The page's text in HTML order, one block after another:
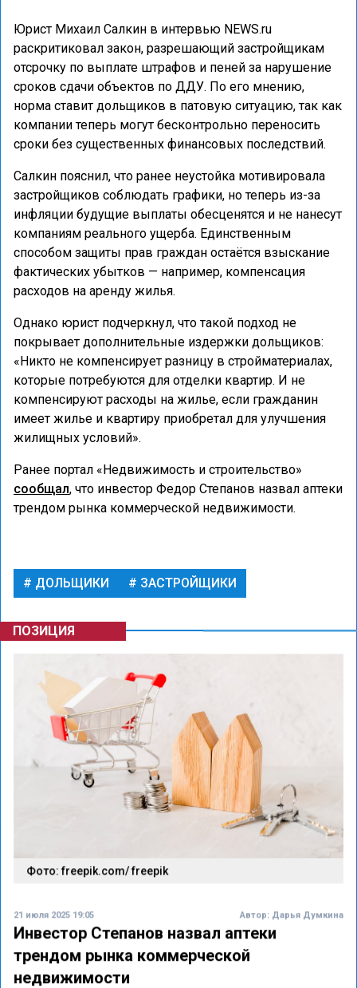
Юрист Михаил Салкин в интервью NEWS.ru
раскритиковал закон, разрешающий застройщикам
отсрочку по выплате штрафов и пеней за нарушение
сроков сдачи объектов по ДДУ. По его мнению,
норма ставит дольщиков в патовую ситуацию, так как
компании теперь могут бесконтрольно переносить
сроки без существенных финансовых последствий.
Салкин пояснил, что ранее неустойка мотивировала
застройщиков соблюдать графики, но теперь из-за
инфляции будущие выплаты обесценятся и не нанесут
компаниям реального ущерба. Единственным
способом защиты прав граждан остаётся взыскание
фактических убытков — например, компенсация
расходов на аренду жилья.
Однако юрист подчеркнул, что такой подход не
покрывает дополнительные издержки дольщиков:
«Никто не компенсирует разницу в стройматериалах,
которые потребуются для отделки квартир. И не
компенсируют расходы на жилье, если гражданин
имеет жилье и квартиру приобретал для улучшения
жилищных условий».
Ранее портал «Недвижимость и строительство»
сообщал, что инвестор Федор Степанов назвал аптеки
трендом рынка коммерческой недвижимости.
ДОЛЬЩИКИ ЗАСТРОЙЩИКИ
ПОЗИЦИЯ
Фото: freepik.com/ freepik
21 июля 2025 19:05 Автор: Дарья Думкина
Инвестор Степанов назвал аптеки
трендом рынка коммерческой
недвижимости